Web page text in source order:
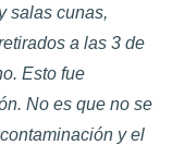
salas cunas,
a las 3 de
Esto fue
No es que no se
y el